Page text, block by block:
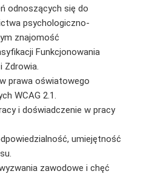
odnoszących się do
psychologiczno-
znajomość
Funkcjonowania
Zdrowia.
prawa oświatowego
WCAG 2.1.
i doświadczenie w pracy
umiejętność
zawodowe i chęć